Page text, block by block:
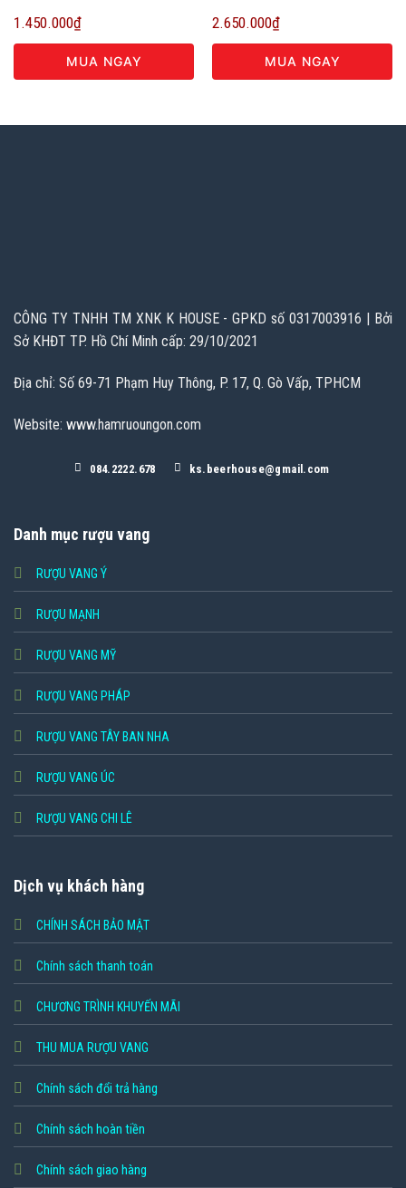
1.450.000₫
MUA NGAY
2.650.000₫
MUA NGAY
CÔNG TY TNHH TM XNK K HOUSE - GPKD số 0317003916 | Bởi
Sở KHĐT TP. Hồ Chí Minh cấp: 29/10/2021
Địa chỉ: Số 69-71 Phạm Huy Thông, P. 17, Q. Gò Vấp, TPHCM
Website: www.hamruoungon.com
084.2222.678 ks.beerhouse@gmail.com
Danh mục rượu vang
RƯỢU VANG Ý
RƯỢU MẠNH
RƯỢU VANG MỸ
RƯỢU VANG PHÁP
RƯỢU VANG TÂY BAN NHA
RƯỢU VANG ÚC
RƯỢU VANG CHI LÊ
Dịch vụ khách hàng
CHÍNH SÁCH BẢO MẬT
Chính sách thanh toán
CHƯƠNG TRÌNH KHUYẾN MÃI
THU MUA RƯỢU VANG
Chính sách đổi trả hàng
Chính sách hoàn tiền
Chính sách giao hàng